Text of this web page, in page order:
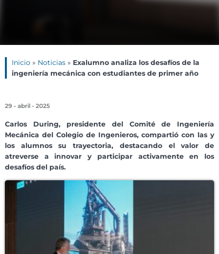
Inicio » Noticias » Exalumno analiza los desafíos de la
ingeniería mecánica con estudiantes de primer año
29 - abril - 2025
Carlos During, presidente del Comité de Ingeniería
Mecánica del Colegio de Ingenieros, compartió con las y
los alumnos su trayectoria, destacando el valor de
atreverse a innovar y participar activamente en los
desafíos del país.